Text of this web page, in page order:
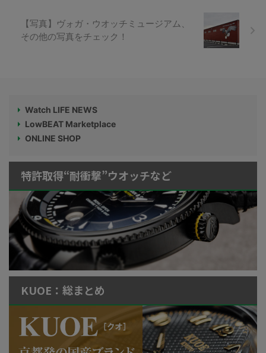
【写真】ヴォガ・ウオッチミュージアム、
その他の写真をチェック！
Watch LIFE NEWS
LowBEAT Marketplace
ONLINE SHOP
特許取得“耐衝撃”ウオッチなど
KUOE：総まとめ